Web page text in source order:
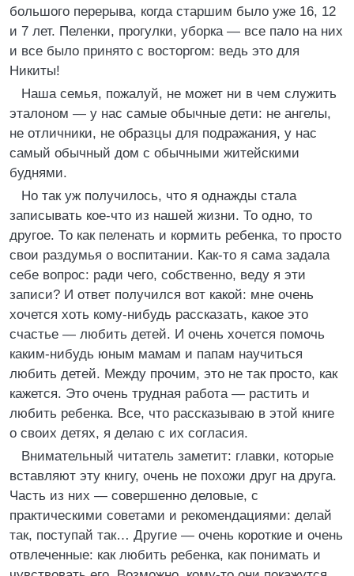
большого перерыва, когда старшим было уже 16, 12
и 7 лет. Пеленки, прогулки, уборка — все пало на них
и все было принято с восторгом: ведь это для
Никиты!
Наша семья, пожалуй, не может ни в чем служить
эталоном — у нас самые обычные дети: не ангелы,
не отличники, не образцы для подражания, у нас
самый обычный дом с обычными житейскими
буднями.
Но так уж получилось, что я однажды стала
записывать кое-что из нашей жизни. То одно, то
другое. То как пеленать и кормить ребенка, то просто
свои раздумья о воспитании. Как-то я сама задала
себе вопрос: ради чего, собственно, веду я эти
записи? И ответ получился вот какой: мне очень
хочется хоть кому-нибудь рассказать, какое это
счастье — любить детей. И очень хочется помочь
каким-нибудь юным мамам и папам научиться
любить детей. Между прочим, это не так просто, как
кажется. Это очень трудная работа — растить и
любить ребенка. Все, что рассказываю в этой книге
о своих детях, я делаю с их согласия.
Внимательный читатель заметит: главки, которые
вставляют эту книгу, очень не похожи друг на друга.
Часть из них — совершенно деловые, с
практическими советами и рекомендациями: делай
так, поступай так… Другие — очень короткие и очень
отвлеченные: как любить ребенка, как понимать и